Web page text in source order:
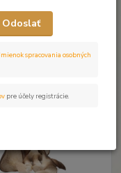
Odoslať
spracovania osobných
pre účely registrácie.